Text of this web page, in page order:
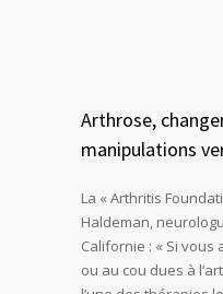
Arthrose,
manipulations
La « Arthritis
Haldeman,
Californie : « Si
ou au cou dues à